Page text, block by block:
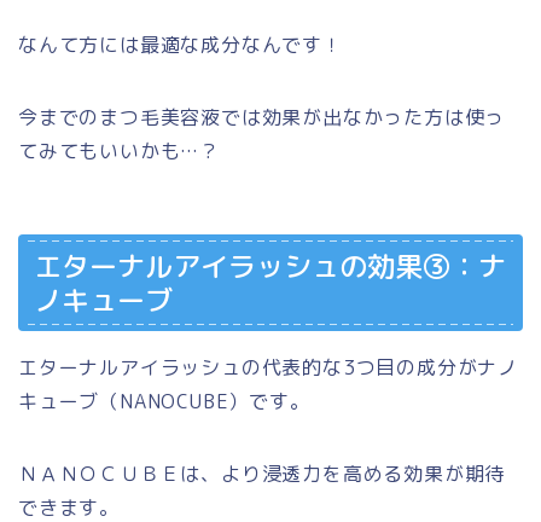
なんて方には最適な成分なんです！
今までのまつ毛美容液では効果が出なかった方は使っ
てみてもいいかも…？
エターナルアイラッシュの効果③：ナ
ノキューブ
エターナルアイラッシュの代表的な3つ目の成分がナノ
キューブ（NANOCUBE）です。
ＮＡＮＯＣＵＢＥは、より浸透力を高める効果が期待
できます。